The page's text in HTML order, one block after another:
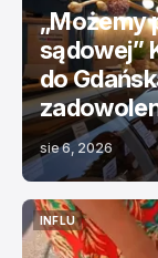
„Możemy
sądowej”
do
sie 6, 2026
INFLU
INFLU